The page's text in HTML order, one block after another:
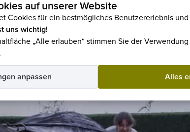
auf unserer Website
Cookies für ein bestmögliches Benutzererlebnis
uns wichtig!
„Alle erlauben“ stimmen Sie der
Alles
anpassen